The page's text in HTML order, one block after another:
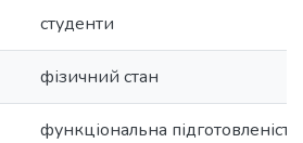
студенти
фізичний стан
функціональна підготовленість